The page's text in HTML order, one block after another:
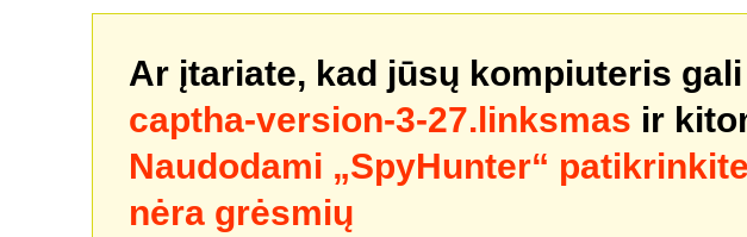
Ar įtariate, kad jūsų kompiuteris
captha-version-3-27.linksmas ir
Naudodami „SpyHunter“
nėra grėsmių